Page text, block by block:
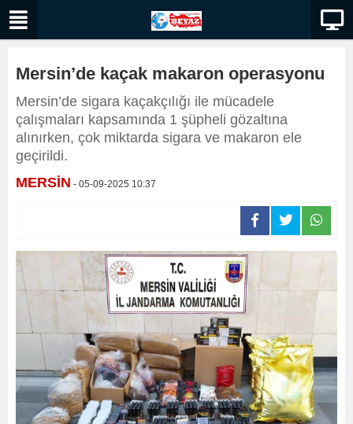
Mersin’de kaçak makaron operasyonu
Mersin’de sigara kaçakçılığı ile mücadele
çalışmaları kapsamında 1 şüpheli gözaltına
alınırken, çok miktarda sigara ve makaron ele
geçirildi.
MERSİN - 05-09-2025 10:37